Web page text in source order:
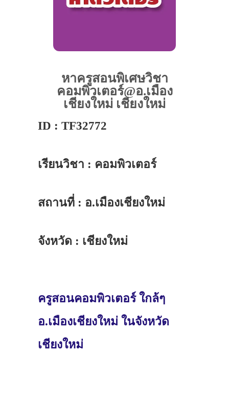
หาครูสอนพิเศษวิชา
คอมพิวเตอร์@อ.เมือง
เชียงใหม่ เชียงใหม่
ID : TF32772
เรียนวิชา : คอมพิวเตอร์
สถานที่ : อ.เมืองเชียงใหม่
จังหวัด : เชียงใหม่
ครูสอนคอมพิวเตอร์ ใกล้ๆ
อ.เมืองเชียงใหม่ ในจังหวัด
เชียงใหม่